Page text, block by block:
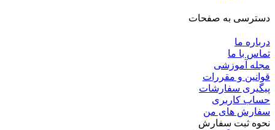
دسترسی به صفحات
درباره ما
تماس با ما
مجله آموزشی
قوانین و مقررات
پیگیری سفارشات
حساب کاربری
سفارش های من
نحوه ثبت سفارش